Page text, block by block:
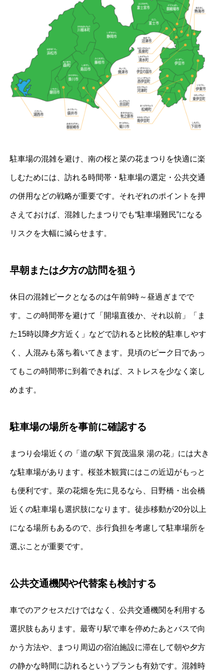
駐車場の混雑を避け、南の桜と菜の花まつりを快適に楽
しむためには、訪れる時間帯・駐車場の選定・公共交通
の併用などの戦略が重要です。それぞれのポイントを押
さえておけば、混雑したまつりでも“駐車場難民”になる
リスクを大幅に減らせます。
早朝または夕方の訪問を狙う
休日の混雑ピークとなるのは午前9時～昼過ぎまでで
す。この時間帯を避けて「開場直後か、それ以前」「ま
た15時以降夕方近く」などで訪れると比較的駐車しやす
く、人混みも落ち着いてきます。見頃のピーク日であっ
てもこの時間帯に到着できれば、ストレスを少なく楽し
めます。
駐車場の場所を事前に確認する
まつり会場近くの「道の駅 下賀茂温泉 湯の花」には大き
な駐車場があります。桜並木観賞にはこの近辺がもっと
も便利です。菜の花畑を先に見るなら、日野橋・出会橋
近くの駐車場も選択肢になります。徒歩移動が20分以上
になる場所もあるので、歩行負担を考慮して駐車場所を
選ぶことが重要です。
公共交通機関や代替案も検討する
車でのアクセスだけではなく、公共交通機関を利用する
選択肢もあります。最寄り駅で車を停めたあとバスで向
かう方法や、まつり周辺の宿泊施設に滞在して朝や夕方
の静かな時間に訪れるというプランも有効です。混雑時